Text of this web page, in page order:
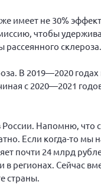
имеет не 30%
чтобы
склероза.
В 2019—2020
с 2020—2021
России. Напомню, что
Если когда-то мы
почти 24 млрд
регионах. Сейчас
страны.